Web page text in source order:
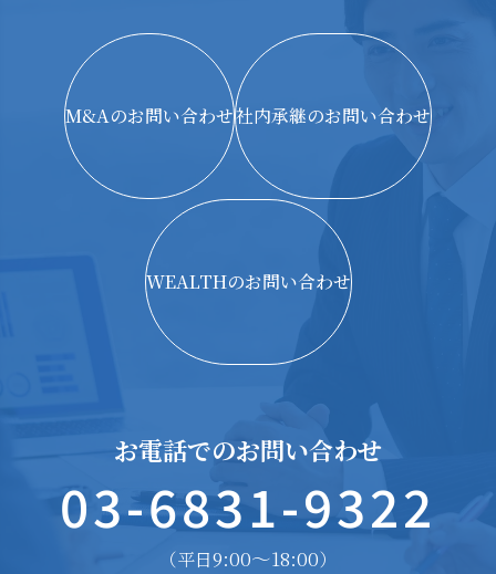
M&Aのお問い合わせ社内承継のお問い合わせ
WEALTHのお問い合わせ
お電話でのお問い合わせ
03-6831-9322
（平日9:00〜18:00）